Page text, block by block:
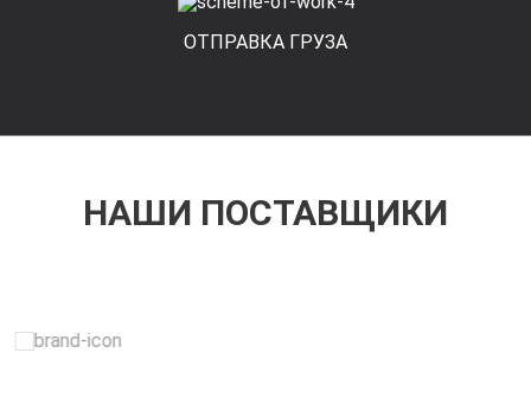
ОТПРАВКА ГРУЗА
НАШИ ПОСТАВЩИКИ